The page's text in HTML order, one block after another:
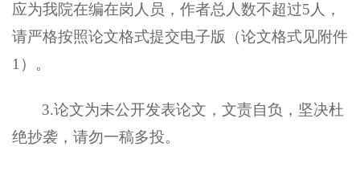
应为我院在编在岗人员，作者总人数不超过5人，
请严格按照论文格式提交电子版（论文格式见附件
1 ）。
3.论文为未公开发表论文，文责自负，坚决杜
绝抄袭，请勿一稿多投。